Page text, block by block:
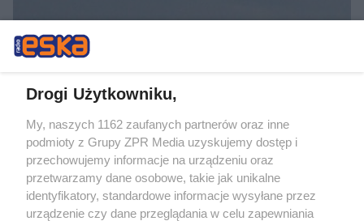
INTERWENCJA POLICJI
Turystka dokonała niebezpiecznego okrycia
na plaży w Ustce. Policja musiała zamknąć
NAJNOWSZE NEWSY:
Drogi Użytkowniku,
My, naszych 1162 zaufanych partnerów oraz inne
podmioty z Grupy ZPR Media uzyskujemy dostęp i
przechowujemy informacje na urządzeniu oraz
przetwarzamy dane osobowe, takie jak unikalne
identyfikatory, standardowe informacje wysyłane przez
urządzenie czy dane przeglądania w celu zapewniania